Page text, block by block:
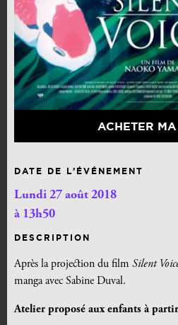
ACHETER
DATE DE L’ÉVÉNEMENT
Lundi 27 août 2018
à 13h50
DESCRIPTION
Après la projection du film Silent
manga avec Sabine Duval.
Atelier proposé aux enfants à